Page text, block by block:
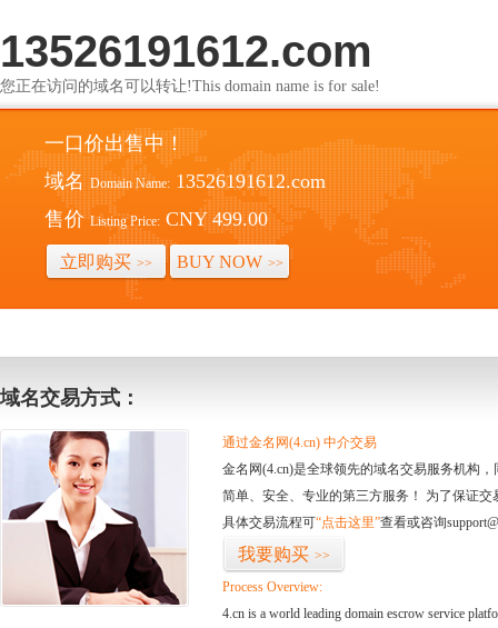
13526191612.com
您正在访问的域名可以转让!This domain name is for sale!
一口价出售中！
域名 Domain Name: 13526191612.com
售价 Listing Price: CNY 499.00
立即购买 >> BUY NOW >>
域名交易方式：
通过金名网(4.cn) 中介交易
金名网(4.cn)是全球领先的域名交易服务机构
简单、安全、专业的第三方服务！ 为了保证
具体交易流程可“点击这里”查看或咨询
我要购买 >>
Process Overview:
4.cn is a world leading domain escrow service